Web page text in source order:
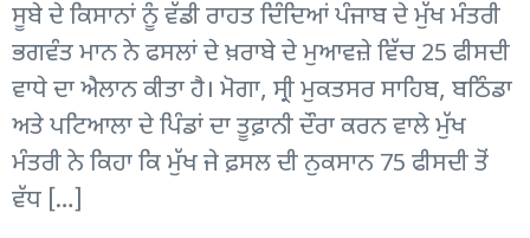
ਸੂਬੇ ਦੇ ਕਿਸਾਨਾਂ ਨੂੰ ਵੱਡੀ ਰਾਹਤ ਦਿੰਦਿਆਂ ਪੰਜਾਬ ਦੇ ਮੁੱਖ ਮੰਤਰੀ
ਭਗਵੰਤ ਮਾਨ ਨੇ ਫਸਲਾਂ ਦੇ ਖ਼ਰਾਬੇ ਦੇ ਮੁਆਵਜ਼ੇ ਵਿੱਚ 25 ਫੀਸਦੀ
ਵਾਧੇ ਦਾ ਐਲਾਨ ਕੀਤਾ ਹੈ। ਮੋਗਾ, ਸ੍ਰੀ ਮੁਕਤਸਰ ਸਾਹਿਬ, ਬਠਿੰਡਾ
ਅਤੇ ਪਟਿਆਲਾ ਦੇ ਪਿੰਡਾਂ ਦਾ ਤੂਫ਼ਾਨੀ ਦੌਰਾ ਕਰਨ ਵਾਲੇ ਮੁੱਖ
ਮੰਤਰੀ ਨੇ ਕਿਹਾ ਕਿ ਮੁੱਖ ਜੇ ਫ਼ਸਲ ਦੀ ਨੁਕਸਾਨ 75 ਫੀਸਦੀ ਤੋਂ
ਵੱਧ […]